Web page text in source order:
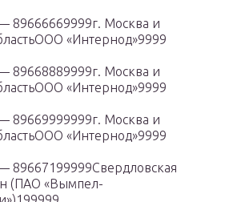
89666669999г. Москва и
«Интернод»9999
89668889999г. Москва и
«Интернод»9999
89669999999г. Москва и
«Интернод»9999
89667199999Свердловская
(ПАО «Вымпел-